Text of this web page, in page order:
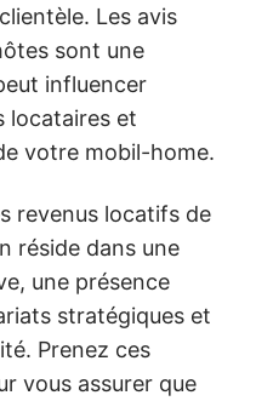
Les avis
sont une
influencer
locataires et
votre mobil-home.
revenus locatifs de
réside dans une
une présence
stratégiques et
Prenez ces
vous assurer que